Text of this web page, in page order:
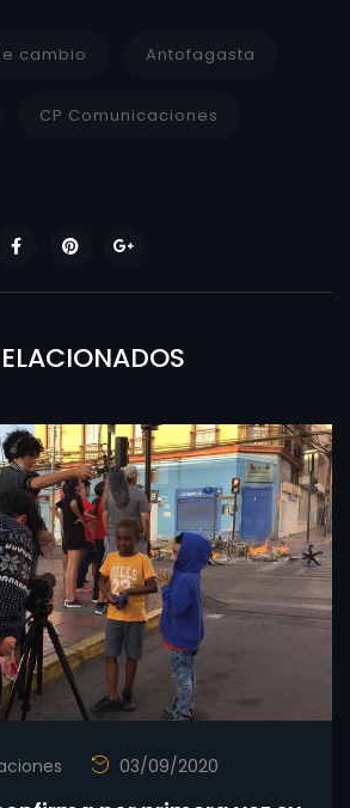
cambio Antofagasta
CP Comunicaciones
03/09/2020